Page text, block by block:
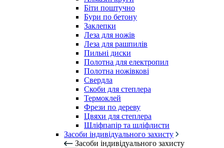
Біти поштучно
Бури по бетону
Заклепки
Леза для ножів
Леза для рашпилів
Пильні диски
Полотна для електропил
Полотна ножівкові
Свердла
Скоби для степлера
Термоклей
Фрези по дереву
Цвяхи для степлера
Шліфпапір та шліфлисти
Засоби індивідуального захисту
Засоби індивідуального захисту